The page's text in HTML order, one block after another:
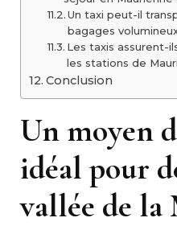
Un taxi peut-il
bagages
Les taxis assurent-
les stations de
Conclusion
Un moyen
idéal pour
vallée de la